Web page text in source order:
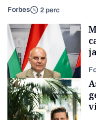
Forbes 2 perc